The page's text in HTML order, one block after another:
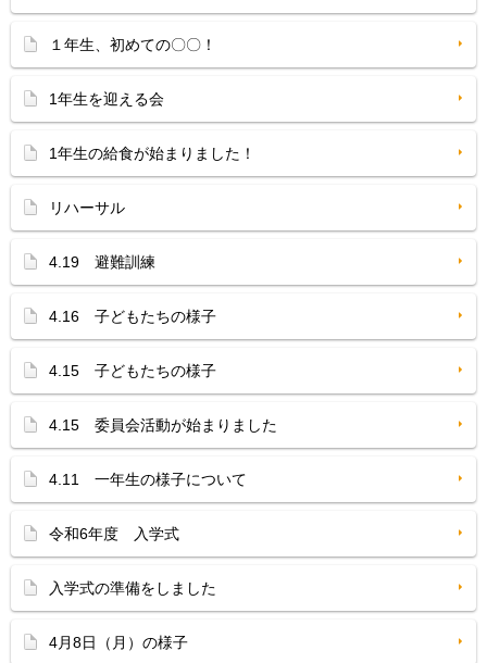
１年生、初めての〇〇！
1年生を迎える会
1年生の給食が始まりました！
リハーサル
4.19 避難訓練
4.16 子どもたちの様子
4.15 子どもたちの様子
4.15 委員会活動が始まりました
4.11 一年生の様子について
令和6年度 入学式
入学式の準備をしました
4月8日（月）の様子